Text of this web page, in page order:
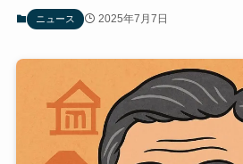
ニュース 2025年7月7日